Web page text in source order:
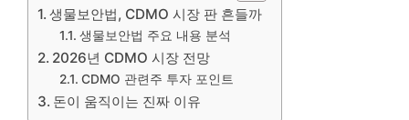
생물보안법, CDMO 시장 판 흔들까
생물보안법 주요 내용 분석
2026년 CDMO 시장 전망
CDMO 관련주 투자 포인트
돈이 움직이는 진짜 이유